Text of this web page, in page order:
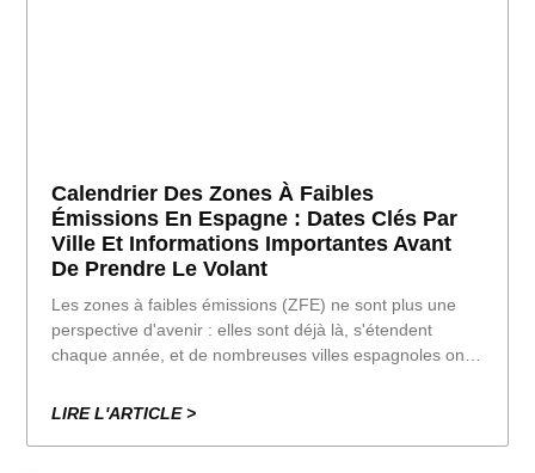
Calendrier Des Zones À Faibles
Émissions En Espagne : Dates Clés Par
Ville Et Informations Importantes Avant
De Prendre Le Volant
Les zones à faibles émissions (ZFE) ne sont plus une
perspective d'avenir : elles sont déjà là, s'étendent
chaque année, et de nombreuses villes espagnoles ont
les véhicules les plus polluants. Dans un autre article de
LIRE L'ARTICLE >